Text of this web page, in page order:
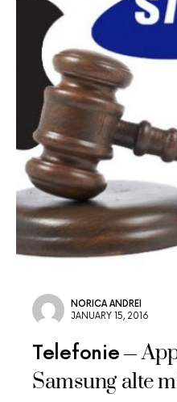
NORICA ANDREI
JANUARY 15, 2016
Telefonie
Samsung alte